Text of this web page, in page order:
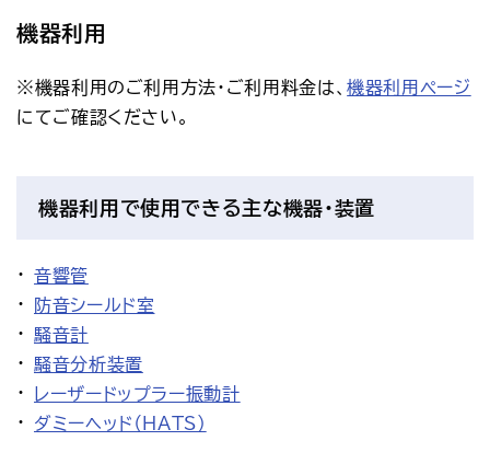
機器利用
※機器利用のご利用方法・ご利用料金は、機器利用ページ
にてご確認ください。
機器利用で使用できる主な機器・装置
音響管
防音シールド室
騒音計
騒音分析装置
レーザードップラー振動計
ダミーヘッド（HATS）